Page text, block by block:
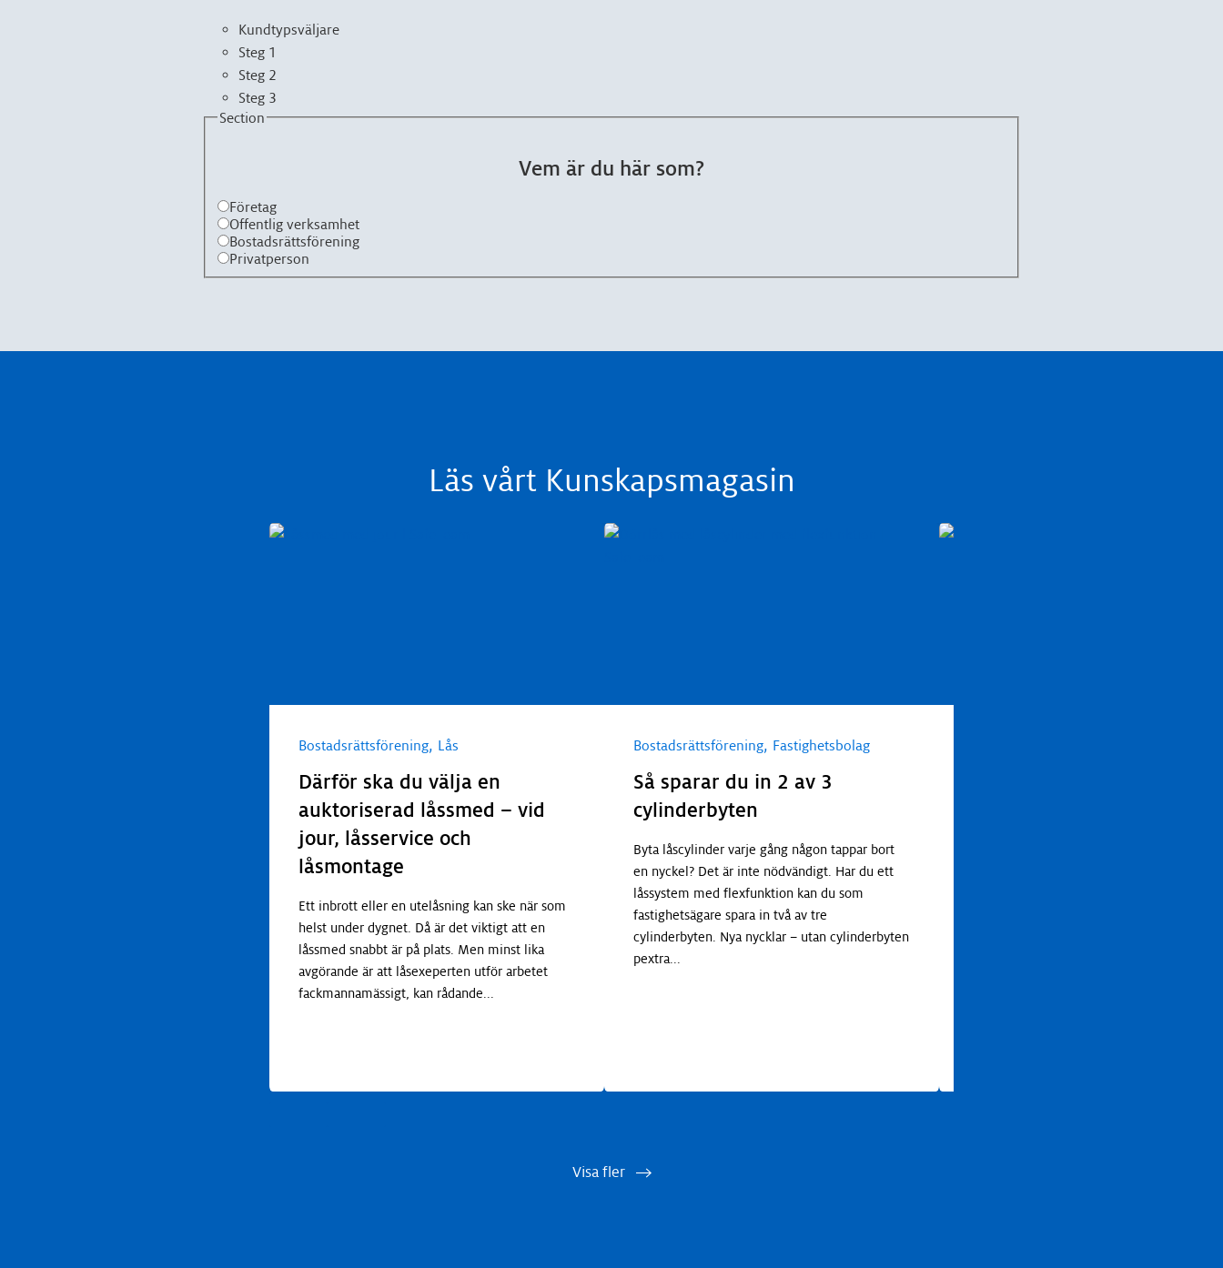
Kundtypsväljare
Steg 1
Steg 2
Steg 3
Section
Vem är du här som?
Företag
Offentlig verksamhet
Bostadsrättsförening
Privatperson
Läs vårt Kunskapsmagasin
Bostadsrättsförening, Lås
Därför ska du välja en
auktoriserad låssmed – vid
jour, låsservice och
låsmontage
Ett inbrott eller en utelåsning kan ske när som
helst under dygnet. Då är det viktigt att en
låssmed snabbt är på plats. Men minst lika
avgörande är att låsexeperten utför arbetet
fackmannamässigt, kan rådande...
Bostadsrättsförening, Fastighetsbolag
Så sparar du in 2 av 3
cylinderbyten
Byta låscylinder varje gång någon tappar bort
en nyckel? Det är inte nödvändigt. Har du ett
låssystem med flexfunktion kan du som
fastighetsägare spara in två av tre
cylinderbyten. Nya nycklar – utan cylinderbyten
pextra...
Visa fler